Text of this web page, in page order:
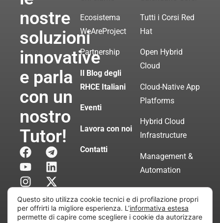
nostre
soluzioni
innovative
e parla
con un
nostro
Tutor!
Ecosistema
WeAreProject
Partnership
Il Blog degli
RHCE Italiani
Eventi
Lavora con noi
Contatti
Tutti i Corsi Red
Hat
Open Hybrid
Cloud
Cloud-Native App
Platforms
Hybrid Cloud
Infrastructure
Management &
Automation
Servizi di
Consulenza
Certificata
Questo sito utilizza cookie tecnici e di profilazione propri
per offrirti la migliore esperienza. L’informativa estesa
permette di capire come scegliere i cookie da autorizzare